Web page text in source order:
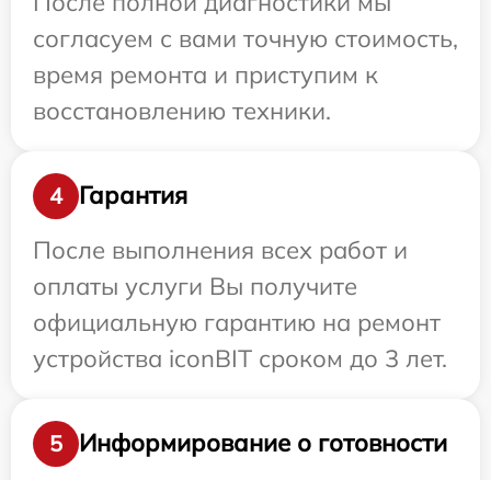
согласуем с вами точную стоимость,
время ремонта и приступим к
восстановлению техники.
4
Гарантия
После выполнения всех работ и
оплаты услуги Вы получите
официальную гарантию на ремонт
устройства iconBIT сроком до 3 лет.
5
Информирование о готовности